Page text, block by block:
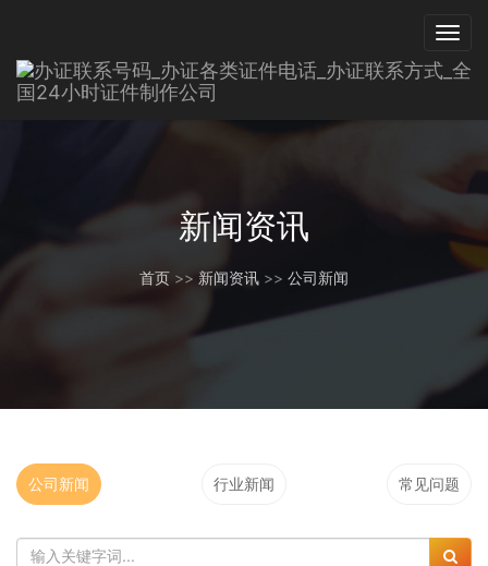
新闻资讯
首页 >> 新闻资讯 >> 公司新闻
公司新闻 行业新闻 常见问题